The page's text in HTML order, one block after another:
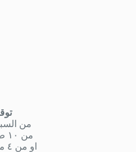
من
من ١٠ صباحا إلى ١ ظهر
او من ٤ مساءً إلى ٩ مساءً